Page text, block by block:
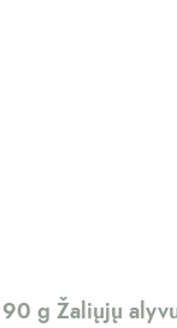
g Žaliųjų